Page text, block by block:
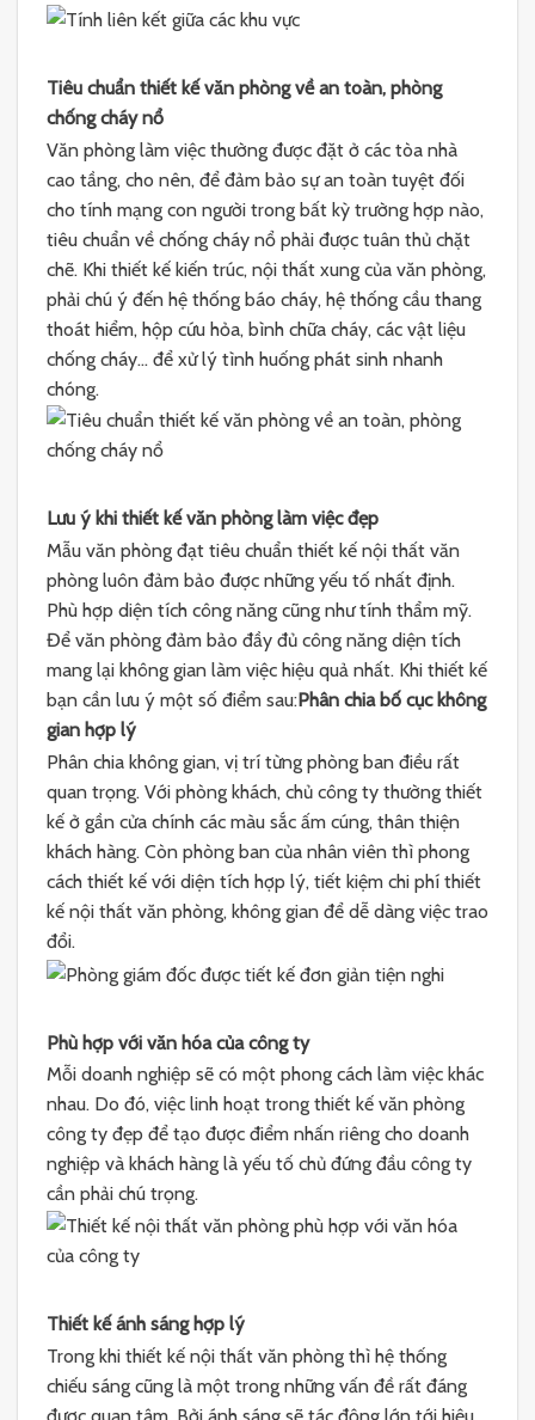
Tiêu chuẩn thiết kế văn phòng về an toàn, phòng
chống cháy nổ
Văn phòng làm việc thường được đặt ở các tòa nhà
cao tầng, cho nên, để đảm bảo sự an toàn tuyệt đối
cho tính mạng con người trong bất kỳ trường hợp nào,
tiêu chuẩn về chống cháy nổ phải được tuân thủ chặt
chẽ. Khi thiết kế kiến trúc, nội thất xung của văn phòng,
phải chú ý đến hệ thống báo cháy, hệ thống cầu thang
thoát hiểm, hộp cứu hỏa, bình chữa cháy, các vật liệu
chống cháy… để xử lý tình huống phát sinh nhanh
chóng.
Lưu ý khi thiết kế văn phòng làm việc đẹp
Mẫu văn phòng đạt tiêu chuẩn thiết kế nội thất văn
phòng luôn đảm bảo được những yếu tố nhất định.
Phù hợp diện tích công năng cũng như tính thẩm mỹ.
Để văn phòng đảm bảo đầy đủ công năng diện tích
mang lại không gian làm việc hiệu quả nhất. Khi thiết kế
bạn cần lưu ý một số điểm sau:Phân chia bố cục không
gian hợp lý
Phân chia không gian, vị trí từng phòng ban điều rất
quan trọng. Với phòng khách, chủ công ty thường thiết
kế ở gần cửa chính các màu sắc ấm cúng, thân thiện
khách hàng. Còn phòng ban của nhân viên thì phong
cách thiết kế với diện tích hợp lý, tiết kiệm chi phí thiết
kế nội thất văn phòng, không gian để dễ dàng việc trao
đổi.
Phù hợp với văn hóa của công ty
Mỗi doanh nghiệp sẽ có một phong cách làm việc khác
nhau. Do đó, việc linh hoạt trong thiết kế văn phòng
công ty đẹp để tạo được điểm nhấn riêng cho doanh
nghiệp và khách hàng là yếu tố chủ đứng đầu công ty
cần phải chú trọng.
Thiết kế ánh sáng hợp lý
Trong khi thiết kế nội thất văn phòng thì hệ thống
chiếu sáng cũng là một trong những vấn đề rất đáng
được quan tâm. Bởi ánh sáng sẽ tác động lớn tới hiệu